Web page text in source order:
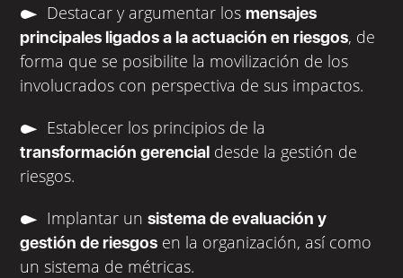
Destacar y argumentar losmensajes
principales ligados a la actuación en riesgos, de
forma que se posibilite la movilización de los
involucrados con perspectiva de sus impactos.
Establecer los principios de la
transformación gerencial desde la gestión de
riesgos.
Implantar unsistema de evaluación y
gestión de riesgos en la organización, así como
un sistema de métricas.